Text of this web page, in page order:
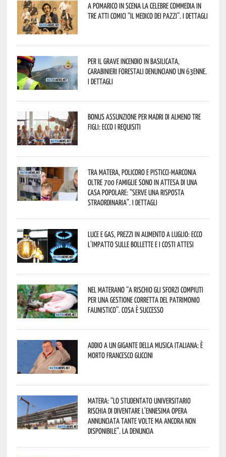
A Pomarico in scena la celebre commedia in
tre atti comici “Il medico dei pazzi”. I dettagli
Per il grave incendio in Basilicata,
Carabinieri forestali denunciano un 63enne.
I dettagli
Bonus assunzione per madri di almeno tre
figli: ecco i requisiti
Tra Matera, Policoro e Pisticci-Marconia
oltre 700 famiglie sono in attesa di una
casa popolare: “serve una risposta
straordinaria”. I dettagli
Luce e gas, prezzi in aumento a luglio: ecco
l’impatto sulle bollette e i costi attesi
Nel materano “a rischio gli sforzi compiuti
per una gestione corretta del patrimonio
faunistico”. Cosa è successo
Addio a un gigante della musica italiana: è
morto Francesco Guccini
Matera: “Lo studentato universitario
rischia di diventare l’ennesima opera
annunciata tante volte ma ancora non
disponibile”. La denuncia